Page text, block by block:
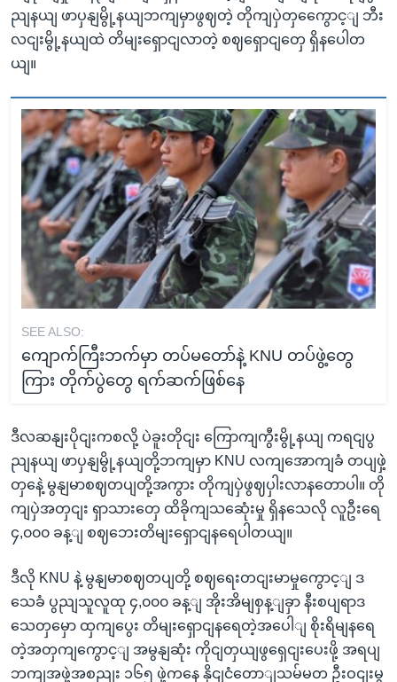
ညျနယျ ဖာပှနျမွို့နယျဘကျမှာဖွဈတဲ့ တိုကျပှဲတှကွေောင့ျ ဘီး
လငျးမွို့နယျထဲ တိမျးရှောငျလာတဲ့ စဈရှောငျတှေ ရှိနပေါတ
ယျ။
SEE ALSO:
ကျောက်ကြီးဘက်မှာ တပ်မတော်နဲ့ KNU တပ်ဖွဲ့တွေ
ကြား တိုက်ပွဲတွေ ရက်ဆက်ဖြစ်နေ
ဒီလဆနျးပိုငျးကစလို့ ပဲခူးတိုငျး ကြောကျကွီးမွို့နယျ ကရငျပွ
ညျနယျ ဖာပှနျမွို့နယျတို့ဘကျမှာ KNU လကျအောကျခံ တပျဖှဲ့
တှနေဲ့ မွနျမာစဈတပျတို့အကွား တိုကျပှဲဖွဈပှါးလာနတောပါ။ တို
ကျပှဲအတှငျး ရှာသားတှေ ထိခိုကျသဆေုံးမှု ရှိနသေလို လူဦးရေ
၄,၀၀၀ ခန့ျ စဈဘေးတိမျးရှောငျနရေပါတယျ။
ဒီလို KNU နဲ့ မွနျမာစဈတပျတို့ စဈရေးတငျးမာမှုကွောင့ျ ဒ
သေခံ ပွညျသူလူထု ၄,၀၀၀ ခန့ျ အိုးအိမျစှန့ျခှာ နီးစပျရာဒ
သေတှမှော ထှကျပွေး တိမျးရှောငျနရေတဲ့အပေါျ စိုးရိမျနရေ
တဲ့အတှကျကွောင့ျ အမွနျဆုံး ကိုငျတှယျဖွရှေငျးပေးဖို့ အရပျ
ဘကျအဖှဲ့အစညျး ၁၆၅ ဖှဲ့ကနေ နိုငျငံတောျသမ်မတ ဦးဝငျးမွ